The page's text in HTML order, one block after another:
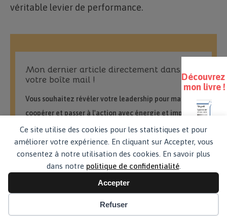
Ce site utilise des cookies pour les statistiques et pour
améliorer votre expérience. En cliquant sur Accepter, vous
consentez à notre utilisation des cookies. En savoir plus
dans notre politique de confidentialité.
Accepter
Refuser
Découvrez
mon livre !
plus
véritable levier de performance.
Mon dernier article directement dans
votre boîte mail !
Vous souhaitez révéler votre leadership pour manager,
coopérer et passer à l'action avec énergie et impact ?
Recevez chaque mois ma newsletter.
vous envoyer notre lettre d'information ainsi que des
informations concernant nos activités. Vous pouvez à tout
moment utiliser le lien de désabonnement intégré dans
chacun de nos mails.